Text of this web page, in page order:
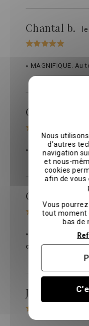
Chantal b.
« MAGNIFIQUE. Au
Gary T. le 31/
« Très confortable »
Chantal b.
« Extraordinaire Un
correct Une qualité
Joris b. le 01/
Nous
d’autres
navigation
et nous-
cookies
afin de vous
Vous
tout moment
bas de